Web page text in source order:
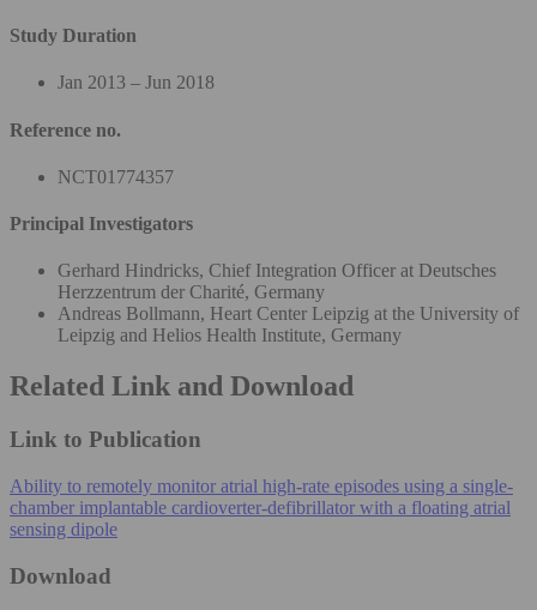
Study Duration
Jan 2013 – Jun 2018
Reference no.
NCT01774357
Principal Investigators
Gerhard Hindricks, Chief Integration Officer at Deutsches
Herzzentrum der Charité, Germany
Andreas Bollmann, Heart Center Leipzig at the University of
Leipzig and Helios Health Institute, Germany
Related Link and Download
Link to Publication
Ability to remotely monitor atrial high-rate episodes using a single-
chamber implantable cardioverter-defibrillator with a floating atrial
sensing dipole
Download